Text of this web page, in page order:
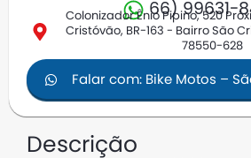
66) 99631-
Colonizador Ênio Pipino, 520
Cristóvão, BR-163 - Bairro São
78550-628
Falar com: Bike Motos –
Sinop – mt
Descrição